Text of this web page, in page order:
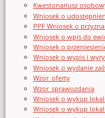
Kwestonariusz
Wniosek o
PPF Wniosek o
Wniosek o wpis do
Wniosek o
Wniosek o wypis i
Wniosek o wydanie
Wzor_oferty
Wzor_sprawozdania
Wniosek o wykup
Wniosek o wykup